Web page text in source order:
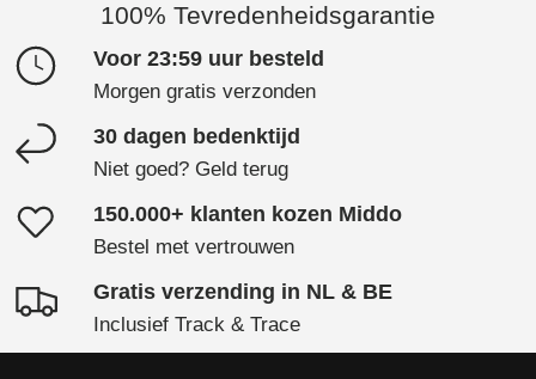
100% Tevredenheidsgarantie
Voor 23:59 uur besteld
Morgen gratis verzonden
30 dagen bedenktijd
Niet goed? Geld terug
150.000+ klanten kozen Middo
Bestel met vertrouwen
Gratis verzending in NL & BE
Inclusief Track & Trace